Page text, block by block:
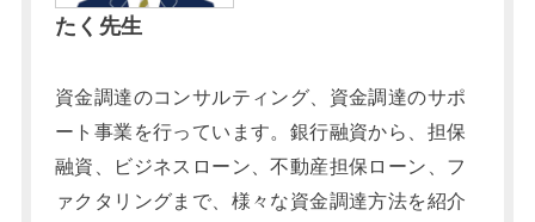
たく先生
資金調達のコンサルティング、資金調達のサポ
ート事業を行っています。銀行融資から、担保
融資、ビジネスローン、不動産担保ローン、フ
ァクタリングまで、様々な資金調達方法を紹介